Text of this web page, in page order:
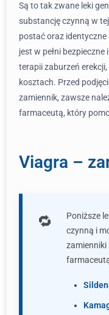
Są to tak zwane leki
substancję czynną w
postać oraz identyczne
jest w pełni
terapii zaburzeń
kosztach. Przed
zamiennik, zawsze
farmaceutą, który
Viagra –
Poniższe
czynną i
zamienniki